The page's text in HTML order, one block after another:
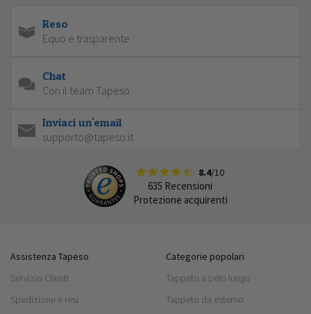
Reso
Equo e trasparente
Chat
Con il team Tapeso
Inviaci un'email
supporto@tapeso.it
8.4/10
635 Recensioni
Protezione acquirenti
Assistenza Tapeso
Servizio Clienti
Spedizione e resi
Categorie popolari
Tappeto a pelo lungo
Tappeto da esterno